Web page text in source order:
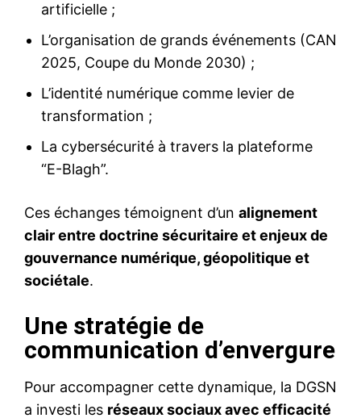
artificielle ;
L’organisation de grands événements (CAN
2025, Coupe du Monde 2030) ;
L’identité numérique comme levier de
transformation ;
La cybersécurité à travers la plateforme
“E-Blagh”.
Ces échanges témoignent d’un alignement
clair entre doctrine sécuritaire et enjeux de
gouvernance numérique, géopolitique et
sociétale.
Une stratégie de
communication d’envergure
Pour accompagner cette dynamique, la DGSN
a investi les réseaux sociaux avec efficacité